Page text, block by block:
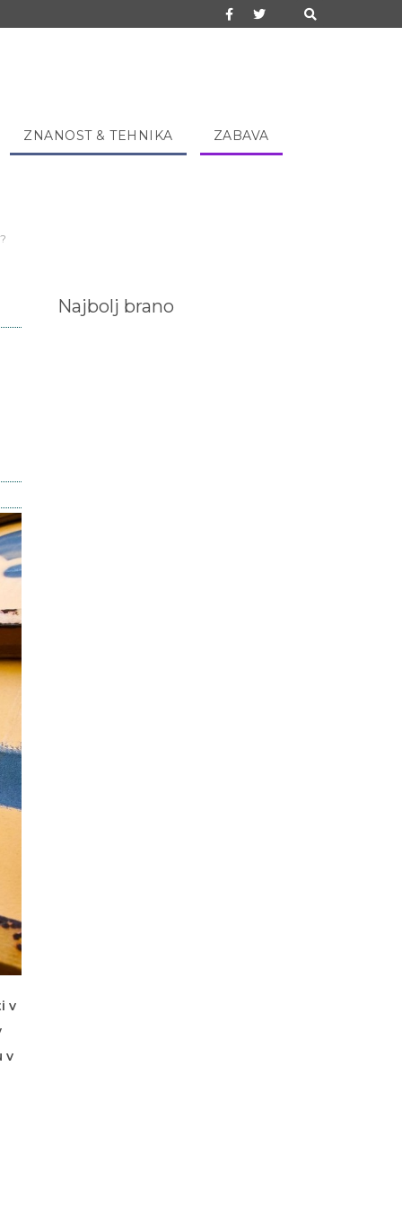
ZNANOST & TEHNIKA ZABAVA
v
v
Najbolj brano